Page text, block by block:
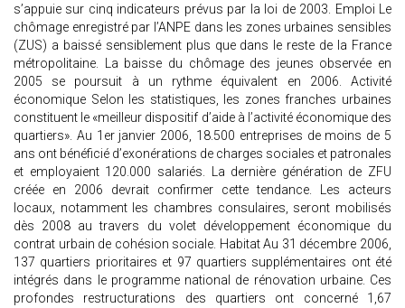
s’appuie sur cinq indicateurs prévus par la loi de 2003. Emploi Le
chômage enregistré par l’ANPE dans les zones urbaines sensibles
(ZUS) a baissé sensiblement plus que dans le reste de la France
métropolitaine. La baisse du chômage des jeunes observée en
2005 se poursuit à un rythme équivalent en 2006. Activité
économique Selon les statistiques, les zones franches urbaines
constituent le «meilleur dispositif d’aide à l’activité économique des
quartiers». Au 1er janvier 2006, 18.500 entreprises de moins de 5
ans ont bénéficié d’exonérations de charges sociales et patronales
et employaient 120.000 salariés. La dernière génération de ZFU
créée en 2006 devrait confirmer cette tendance. Les acteurs
locaux, notamment les chambres consulaires, seront mobilisés
dès 2008 au travers du volet développement économique du
contrat urbain de cohésion sociale. Habitat Au 31 décembre 2006,
137 quartiers prioritaires et 97 quartiers supplémentaires ont été
intégrés dans le programme national de rénovation urbaine. Ces
profondes restructurations des quartiers ont concerné 1,67